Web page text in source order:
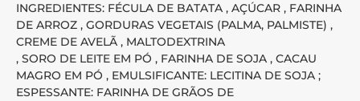
INGREDIENTES: FÉCULA DE BATATA , AÇÚCAR , FARINHA
DE ARROZ , GORDURAS VEGETAIS (PALMA, PALMISTE) ,
CREME DE AVELÃ , MALTODEXTRINA
, SORO DE LEITE EM PÓ , FARINHA DE SOJA , CACAU
MAGRO EM PÓ , EMULSIFICANTE: LECITINA DE SOJA ;
ESPESSANTE: FARINHA DE GRÃOS DE